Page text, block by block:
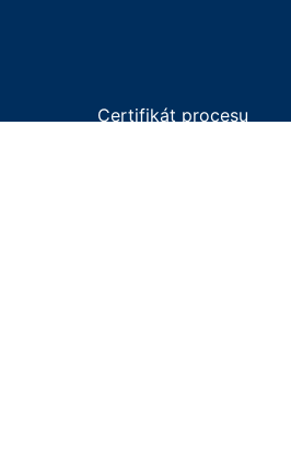
Certifikát procesu